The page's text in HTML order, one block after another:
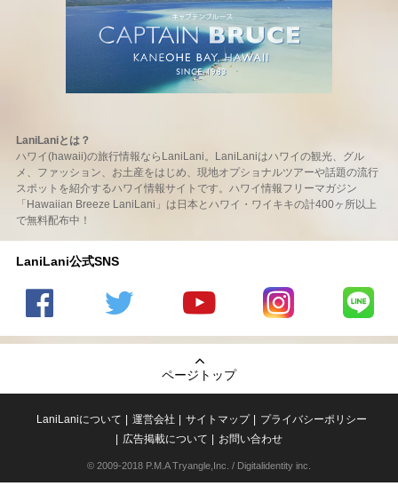
LaniLaniとは？
ハワイ(hawaii)の旅行情報ならLaniLani。LaniLaniはハワイの観光、グル
メ、ファッション、お土産をはじめ、現地オプショナルツアーや話題の流行
スポットを紹介するハワイ情報サイトです。ハワイ情報フリーマガジン
「Hawaiian Breeze LaniLani」は日本とハワイ・ワイキキの計400ヶ所以上
で無料配布中！
LaniLani公式SNS
の
のtwitter
の
Youtube
チャンネ
LaniLani
LaniLani
ページトップ
LaniLaniについて 運営会社 サイトマップ
プライバシーポリシー
広告掲載について
お問い合わせ
© 2009-2018 P.M.A Tryangle,Inc. / Digitalidentity inc.